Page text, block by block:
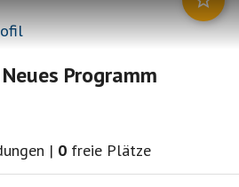
Programm
| 0 freie Plätze